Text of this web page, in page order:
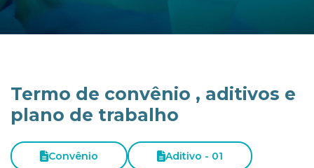
Termo de convênio , aditivos e
plano de trabalho
Convênio Aditivo - 01